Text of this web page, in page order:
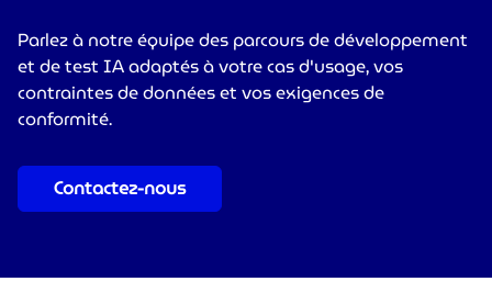
Parlez à notre équipe des parcours de développement
et de test IA adaptés à votre cas d'usage, vos
contraintes de données et vos exigences de
conformité.
Contactez-nous